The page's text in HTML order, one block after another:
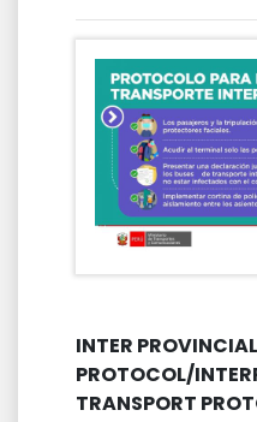
INTER PROVINCIAL
PROTOCOL/
TRANSPORT